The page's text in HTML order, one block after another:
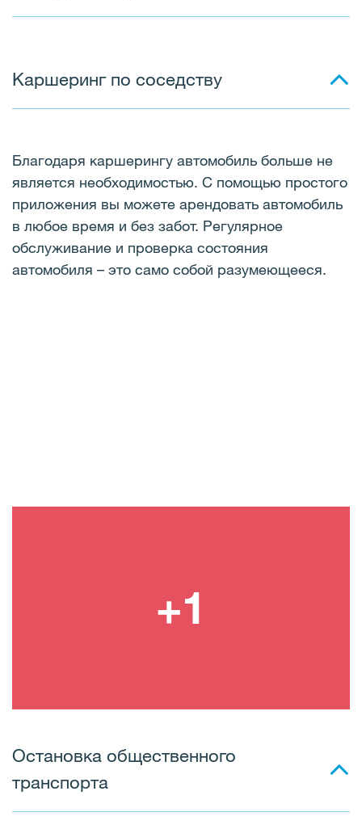
Каршеринг по соседству
Благодаря каршерингу автомобиль больше не
является необходимостью. С помощью простого
приложения вы можете арендовать автомобиль
в любое время и без забот. Регулярное
обслуживание и проверка состояния
автомобиля – это само собой разумеющееся.
Остановка общественного
транспорта